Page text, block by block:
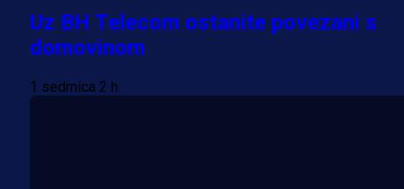
Uz BH Telecom ostanite povezani s
domovinom
1 sedmica 2 h